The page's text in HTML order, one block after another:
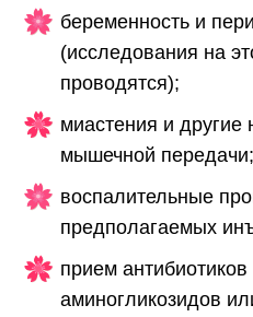
беременность и
(исследования на
проводятся);
миастения и
мышечной передачи;
воспалительные
предполагаемых
прием антибиотиков
аминогликозидов